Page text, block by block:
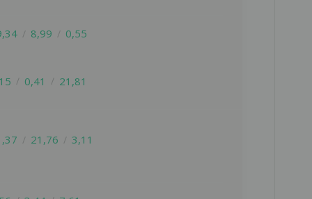
8,99 0,55
0,41 21,81
21,76 3,11